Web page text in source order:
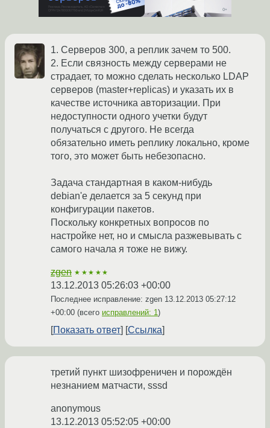
1. Серверов 300, а реплик зачем то 500.
2. Если связность между серверами не
страдает, то можно сделать несколько LDAP
серверов (master+replicas) и указать их в
качестве источника авторизации. При
недоступности одного учетки будут
получаться с другого. Не всегда
обязательно иметь реплику локально, кроме
того, это может быть небезопасно.
Задача стандартная в каком-нибудь
debian'е делается за 5 секунд при
конфигурации пакетов.
Поскольку конкретных вопросов по
настройке нет, но и смысла разжевывать с
самого начала я тоже не вижу.
zgen ★★★★★
13.12.2013 05:26:03 +00:00
Последнее исправление: zgen 13.12.2013 05:27:12
+00:00 (всего исправлений: 1)
Показать ответ Ссылка
третий пункт шизофреничен и порождён
незнанием матчасти, sssd
anonymous
13.12.2013 05:52:05 +00:00